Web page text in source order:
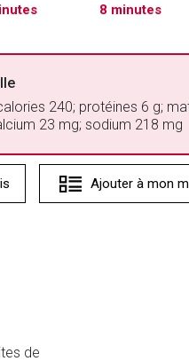
8 minutes
240; protéines 6 g;
23 mg; sodium 218 mg
Ajouter à mon
de